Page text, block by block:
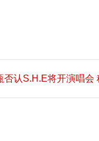
否认S.H.E将开演唱会
否认S.H.E将开演唱会